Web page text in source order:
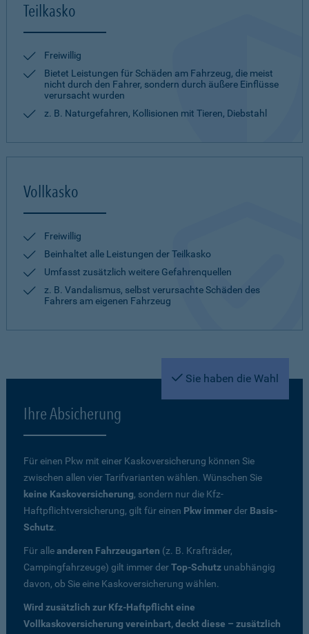
Teilkasko
Freiwillig
Bietet Leistungen für Schäden am Fahrzeug, die meist
nicht durch den Fahrer, sondern durch äußere Einflüsse
verursacht wurden
z. B. Naturgefahren, Kollisionen mit Tieren, Diebstahl
Vollkasko
Freiwillig
Beinhaltet alle Leistungen der Teilkasko
Umfasst zusätzlich weitere Gefahrenquellen
z. B. Vandalismus, selbst verursachte Schäden des
Fahrers am eigenen Fahrzeug
Sie haben die Wahl
Ihre Absicherung
Für einen Pkw mit einer Kaskoversicherung können Sie
zwischen allen vier Tarifvarianten wählen. Wünschen Sie
keine Kaskoversicherung, sondern nur die Kfz-
Haftpflichtversicherung, gilt für einen Pkw immerder Basis-
Schutz.
Für alleanderen Fahrzeugarten (z. B. Krafträder,
Campingfahrzeuge) gilt immer derTop-Schutz unabhängig
davon, ob Sie eine Kaskoversicherung wählen.
Wird zusätzlich zur Kfz-Haftpflicht eine
Vollkaskoversicherung vereinbart, deckt diese – zusätzlich